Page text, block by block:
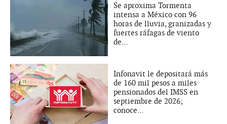
Se aproxima Tormenta
intensa a México con 96
horas de lluvia, granizadas y
fuertes ráfagas de viento
de...
Infonavit le depositará más
de 160 mil pesos a miles
pensionados del IMSS en
septiembre de 2026;
conoce...